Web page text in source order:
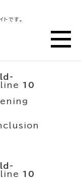
です。
billiards-
to open
in
10
10